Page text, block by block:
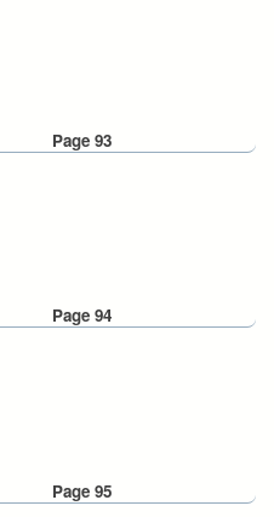
Page 93
Page 94
Page 95